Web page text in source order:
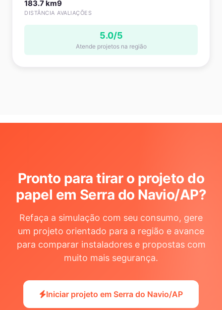
183.7 km
DISTÂNCIA
9
AVALIAÇÕES
5.0/5
Atende projetos na região
Pronto para tirar o projeto do
papel em Serra do Navio/AP?
Refaça a simulação com seu consumo, gere
um projeto orientado para a região e avance
para comparar instaladores e propostas com
muito mais segurança.
Iniciar projeto em Serra do Navio/AP